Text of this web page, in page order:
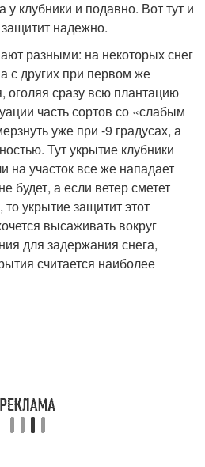
у клубники и подавно. Вот тут и
надежно.
разными: на некоторых снег
с других при первом же
оголяя сразу всю плантацию
часть сортов со «слабым
уже при -9 градусах, а
Тут укрытие клубники
на участок все же нападает
будет, а если ветер сметет
укрытие защитит этот
высаживать вокруг
для задержания снега,
считается наиболее